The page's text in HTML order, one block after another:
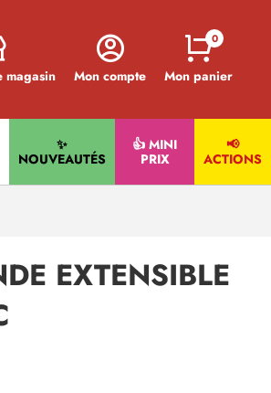
magasin Mon compte Mon panier
0
✨
NOUVEAUTÉS
👍 MINI
PRIX
📢
ACTIONS
EXTENSIBLE